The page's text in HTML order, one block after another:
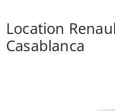
Location
Casablanca